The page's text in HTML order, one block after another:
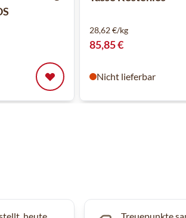
28,62 €/kg
85,85 €
Nicht lieferbar